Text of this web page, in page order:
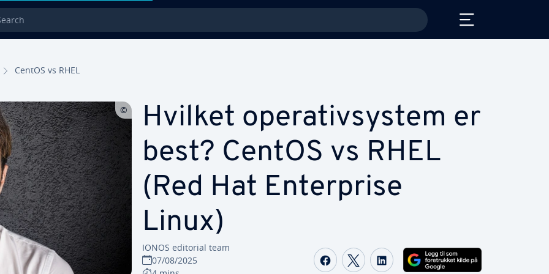
CentOS vs RHEL
Hvilket operativsystem er
best? CentOS vs RHEL
(Red Hat Enterprise
Linux)
IONOS editorial team
07/08/2025
Share on Facebook
Share on Twitter
Share on LinkedIn